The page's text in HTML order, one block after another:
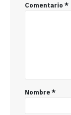
Comentario *
Nombre*